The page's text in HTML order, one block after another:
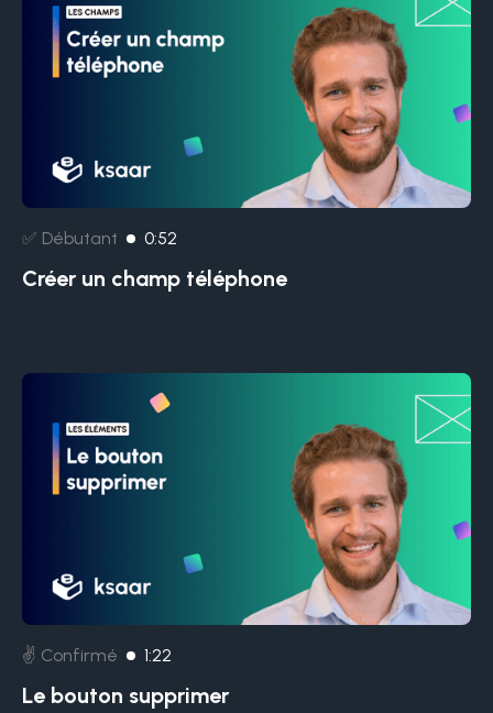
✅ Débutant 0:52
Créer un champ téléphone
✌️ Confirmé 1:22
Le bouton supprimer